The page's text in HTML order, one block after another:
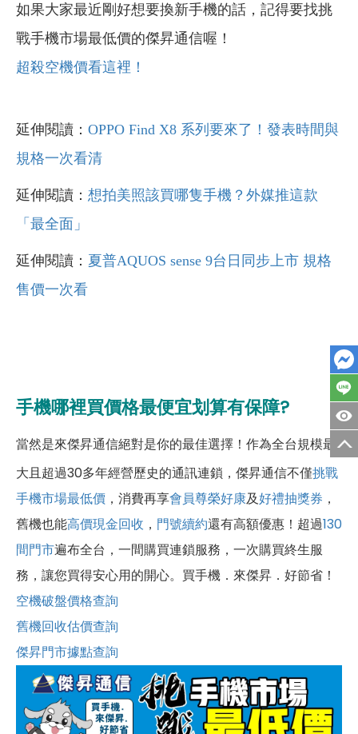
如果大家最近剛好想要換新手機的話，記得要找挑
戰手機市場最低價的傑昇通信喔！
超殺空機價看這裡！
延伸閱讀： OPPO Find X8 系列要來了！發表時間與
規格一次看清
延伸閱讀： 想拍美照該買哪隻手機？外媒推這款
「最全面」
延伸閱讀： 夏普AQUOS sense 9台日同步上市 規格
售價一次看
手機哪裡買價格最便宜划算有保障?
當然是來傑昇通信絕對是你的最佳選擇！作為全台規模最
大且超過30多年經營歷史的通訊連鎖，傑昇通信不僅挑戰
手機市場最低價 ，消費再享會員尊榮好康及好禮抽獎券 ，
舊機也能高價現金回收 ， 門號續約還有高額優惠！超過130
間門市遍布全台，一間購買連鎖服務，一次購買終生服
務，讓您買得安心用的開心。買手機．來傑昇．好節省！
空機破盤價格查詢
舊機回收估價查詢
傑昇門市據點查詢